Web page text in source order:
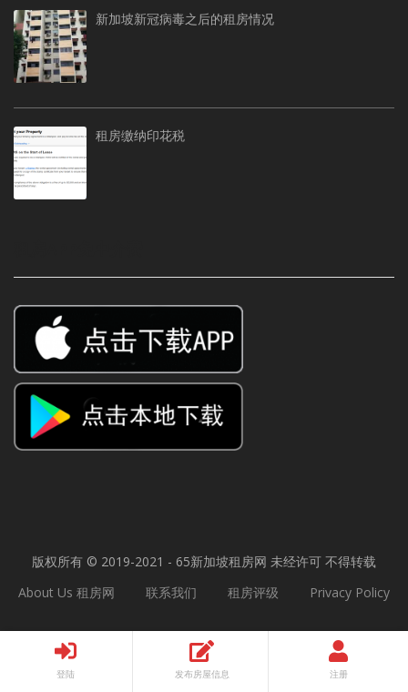
登陆 发布房屋信息 注册
新加坡新冠病毒之后的租房情况
租房缴纳印花税
版权所有 © 2019-2021 - 65新加坡租房网 未经许可 不得转载
About Us 租房网
联系我们 租房评级 Privacy Policy